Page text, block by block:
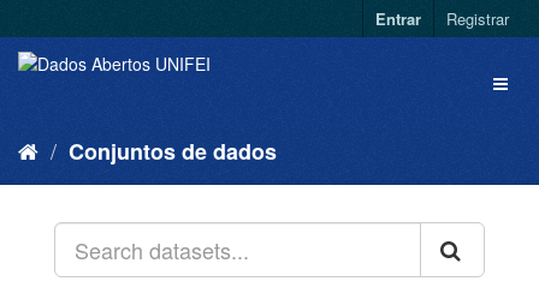
Entrar Registrar
Conjuntos de dados